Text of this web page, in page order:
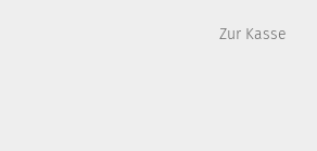
Zur Kasse